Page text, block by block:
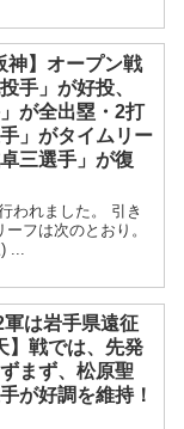
神】オープン戦
手」が好投、
が全出塁・2打
」がタイムリー
三選手」が復
われました。 引き
フは次のとおり。
...
は岩手県遠征
】戦では、先発
まず、松原聖
が好調を維持！